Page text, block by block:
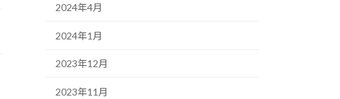
2024年4月
2024年1月
2023年12月
2023年11月